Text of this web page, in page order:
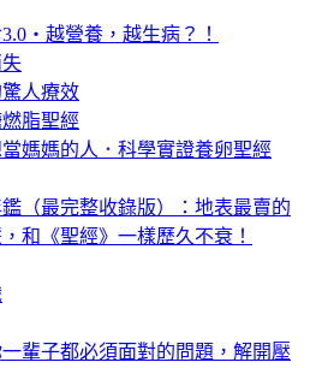
越營養，越生病？！
人療效
脂聖經
媽媽的人．科學實證養卵聖經
（最完整收錄版）：地表最賣的
和《聖經》一樣歷久不衰！
輩子都必須面對的問題，解開壓